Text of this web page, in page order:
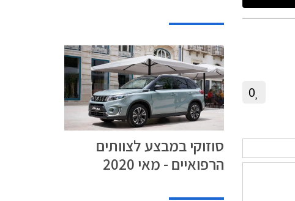
0
סוזוקי במבצע לצוותים
הרפואיים - מאי 2020